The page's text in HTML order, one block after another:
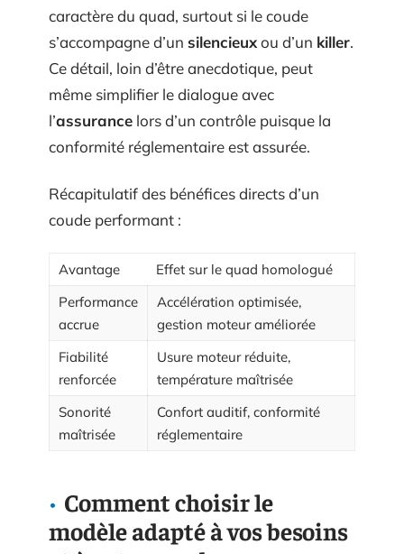
caractère du quad, surtout si le coude
s’accompagne d’un silencieuxou d’un killer.
Ce détail, loin d’être anecdotique, peut
même simplifier le dialogue avec
l’assurance lors d’un contrôle puisque la
conformité réglementaire est assurée.
Récapitulatif des bénéfices directs d’un
coude performant :
Avantage
Effet sur le quad homologué
Performance
accrue
Accélération optimisée,
gestion moteur améliorée
Fiabilité
renforcée
Usure moteur réduite,
température maîtrisée
Sonorité
maîtrisée
Confort auditif, conformité
réglementaire
Comment choisir le
modèle adapté à vos besoins